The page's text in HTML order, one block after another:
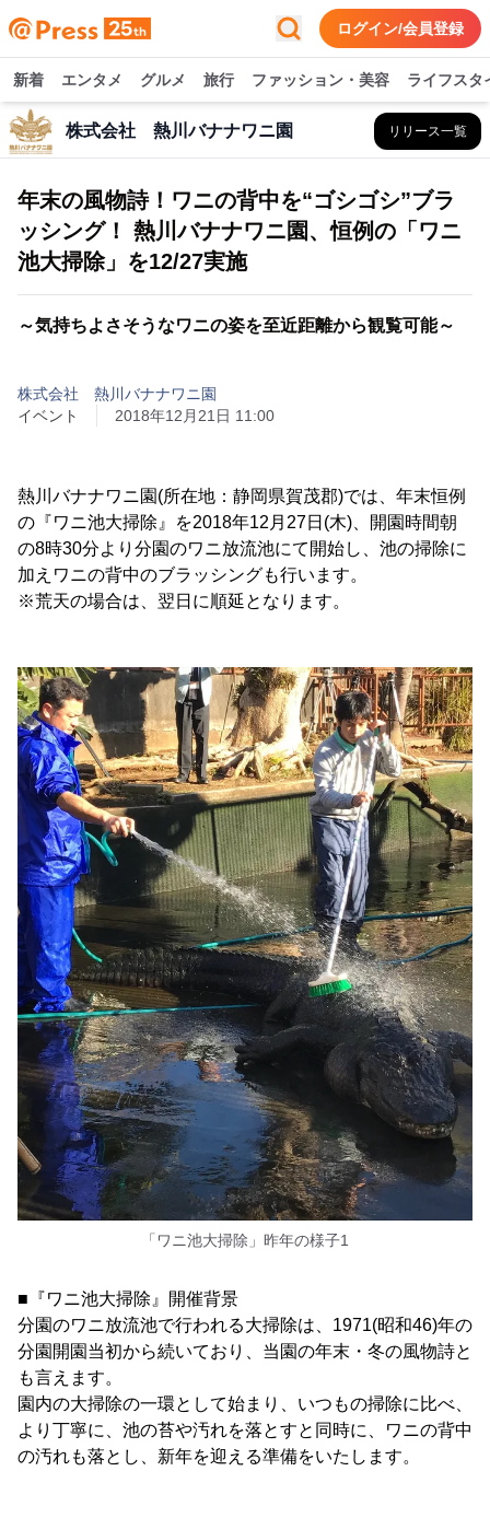
ログイン/会員登録
新着 エンタメ グルメ 旅行 ファッション・美容 ライフスタ
株式会社 熱川バナナワニ園 リリース一覧
年末の風物詩！ワニの背中を“ゴシゴシ”ブラ
ッシング！ 熱川バナナワニ園、恒例の「ワニ
池大掃除」を12/27実施
～気持ちよさそうなワニの姿を至近距離から観覧可能～
株式会社 熱川バナナワニ園
イベント
2018年12月21日 11:00
熱川バナナワニ園(所在地：静岡県賀茂郡)では、年末恒例
の『ワニ池大掃除』を2018年12月27日(木)、開園時間朝
の8時30分より分園のワニ放流池にて開始し、池の掃除に
加えワニの背中のブラッシングも行います。
※荒天の場合は、翌日に順延となります。
「ワニ池大掃除」昨年の様子1
■『ワニ池大掃除』開催背景
分園のワニ放流池で行われる大掃除は、1971(昭和46)年の
分園開園当初から続いており、当園の年末・冬の風物詩と
も言えます。
園内の大掃除の一環として始まり、いつもの掃除に比べ、
より丁寧に、池の苔や汚れを落とすと同時に、ワニの背中
の汚れも落とし、新年を迎える準備をいたします。